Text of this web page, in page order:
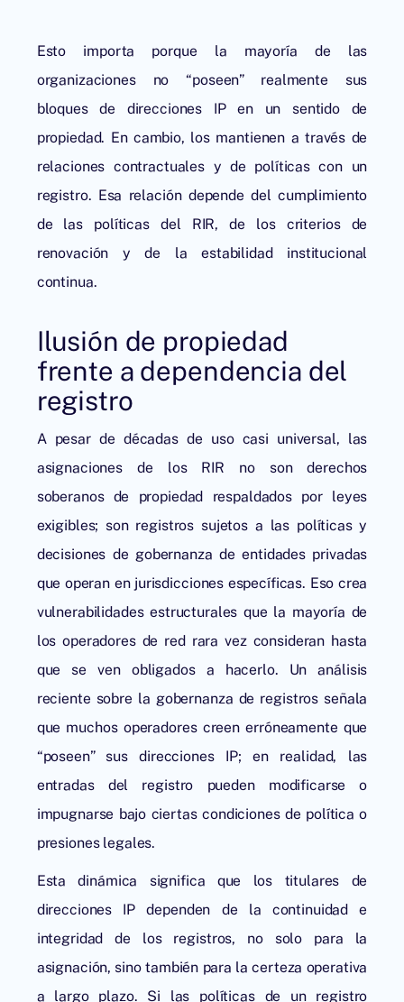
Esto importa porque la mayoría de las
organizaciones no “poseen” realmente sus
bloques de direcciones IP en un sentido de
propiedad. En cambio, los mantienen a través de
relaciones contractuales y de políticas con un
registro. Esa relación depende del cumplimiento
de las políticas del RIR, de los criterios de
renovación y de la estabilidad institucional
continua.
Ilusión de propiedad
frente a dependencia del
registro
A pesar de décadas de uso casi universal, las
asignaciones de los RIR no son derechos
soberanos de propiedad respaldados por leyes
exigibles; son registros sujetos a las políticas y
decisiones de gobernanza de entidades privadas
que operan en jurisdicciones específicas. Eso crea
vulnerabilidades estructurales que la mayoría de
los operadores de red rara vez consideran hasta
que se ven obligados a hacerlo. Un análisis
reciente sobre la gobernanza de registros señala
que muchos operadores creen erróneamente que
“poseen” sus direcciones IP; en realidad, las
entradas del registro pueden modificarse o
impugnarse bajo ciertas condiciones de política o
presiones legales.
Esta dinámica significa que los titulares de
direcciones IP dependen de la continuidad e
integridad de los registros, no solo para la
asignación, sino también para la certeza operativa
a largo plazo. Si las políticas de un registro